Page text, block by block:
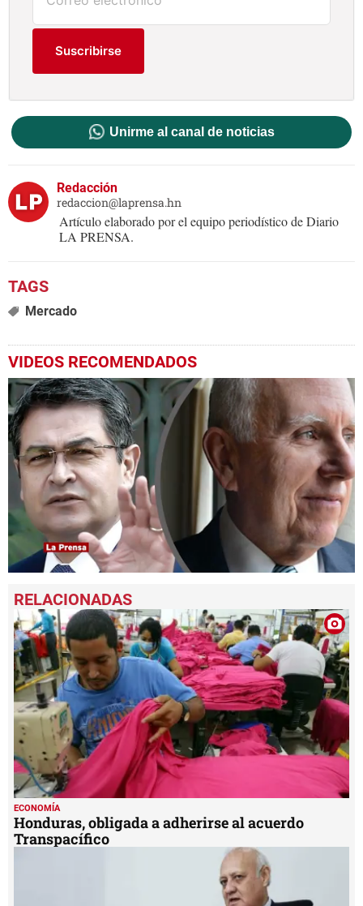
Suscribirse
Unirme al canal de noticias
Redacción
redaccion@laprensa.hn
Artículo elaborado por el equipo periodístico de Diario
LA PRENSA.
Mercado
VIDEOS RECOMENDADOS
seconds
of
minute,
30
seconds
ECONOMÍA
Honduras, obligada a adherirse al acuerdo
Transpacífico